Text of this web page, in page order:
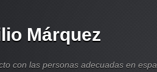
Márquez
con las personas adecuadas en